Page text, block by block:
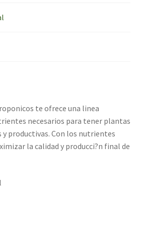
te ofrece una linea
necesarios para tener plantas
y productivas. Con los nutrientes
la calidad y producci?n final de